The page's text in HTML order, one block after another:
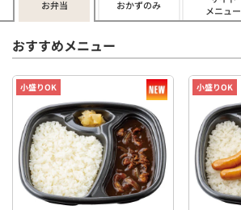
お弁当 おかずのみ
メニュー
おすすめメニュー
小盛りOK 小盛りOK